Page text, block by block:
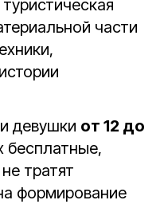
части
девушки от 12 до
бесплатные,
тратят
формирование